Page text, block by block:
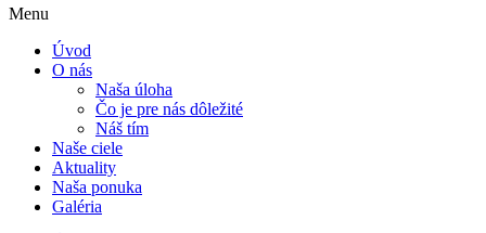
Menu
Úvod
O nás
Naša úloha
Čo je pre nás dôležité
Náš tím
Naše ciele
Aktuality
Naša ponuka
Galéria